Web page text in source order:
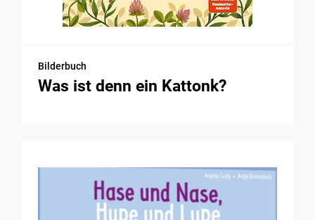
Bilderbuch
Was ist denn ein Kattonk?